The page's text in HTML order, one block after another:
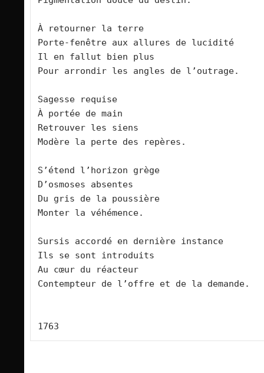
À retourner la terre
Porte-fenêtre aux allures de lucidité
Il en fallut bien plus
Pour arrondir les angles de l’outrage.
Sagesse requise
À portée de main
Retrouver les siens
Modère la perte des repères.
S’étend l’horizon grège
D’osmoses absentes
Du gris de la poussière
Monter la véhémence.
Sursis accordé en dernière instance
Ils se sont introduits
Au cœur du réacteur
Contempteur de l’offre et de la demande.
1763